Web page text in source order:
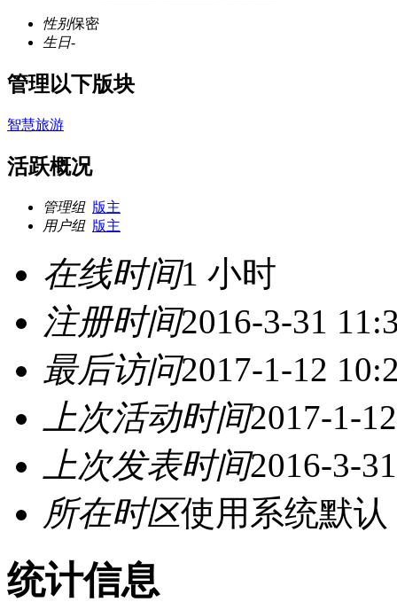
性别保密
生日-
管理以下版块
智慧旅游
活跃概况
管理组 版主
用户组 版主
在线时间1 小时
注册时间2016-3-31
最后访问2017-1-12
上次活动时间2017-1-
上次发表时间2016-3-
所在时区使用系统默认
统计信息